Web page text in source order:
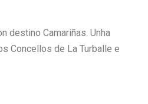
destino Camariñas. Unha
Concellos de La Turballe e